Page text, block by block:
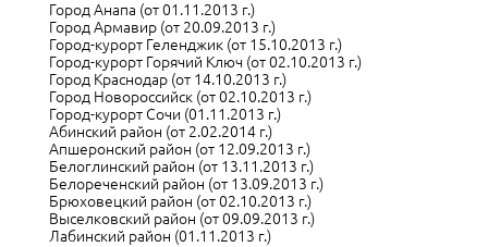
Город Анапа (от 01.11.2013 г.)
Город Армавир (от 20.09.2013 г.)
Город-курорт Геленджик (от 15.10.2013 г.)
Город-курорт Горячий Ключ (от 02.10.2013 г.)
Город Краснодар (от 14.10.2013 г.)
Город Новороссийск (от 02.10.2013 г.)
Город-курорт Сочи (01.11.2013 г.)
Абинский район (от 2.02.2014 г.)
Апшеронский район (от 12.09.2013 г.)
Белоглинский район (от 13.11.2013 г.)
Белореченский район (от 13.09.2013 г.)
Брюховецкий район (от 02.10.2013 г.)
Выселковский район (от 09.09.2013 г.)
Лабинский район (01.11.2013 г.)